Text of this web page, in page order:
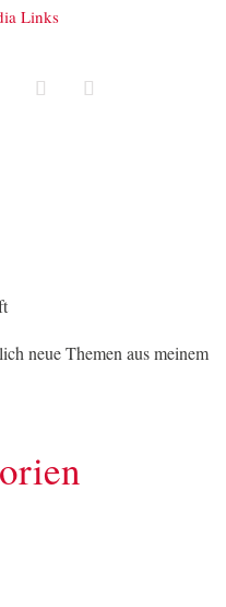
Links
neue Themen aus meinem